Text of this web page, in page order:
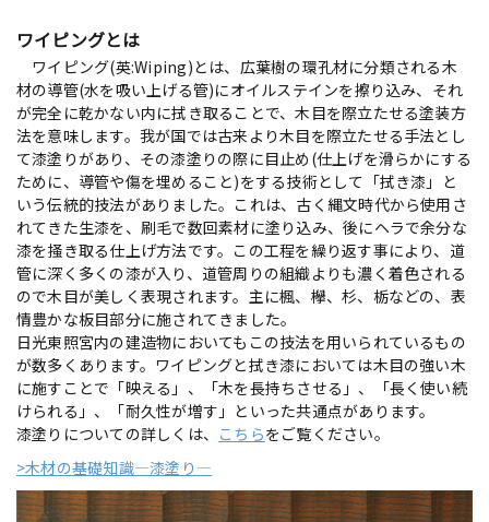
ワイピングとは
ワイピング(英:Wiping)とは、広葉樹の環孔材に分類される木
材の導管(水を吸い上げる管)にオイルステインを擦り込み、それ
が完全に乾かない内に拭き取ることで、木目を際立たせる塗装方
法を意味します。我が国では古来より木目を際立たせる手法とし
て漆塗りがあり、その漆塗りの際に目止め(仕上げを滑らかにする
ために、導管や傷を埋めること)をする技術として「拭き漆」と
いう伝統的技法がありました。これは、古く縄文時代から使用さ
れてきた生漆を、刷毛で数回素材に塗り込み、後にヘラで余分な
漆を掻き取る仕上げ方法です。この工程を繰り返す事により、道
管に深く多くの漆が入り、道管周りの組織よりも濃く着色される
ので木目が美しく表現されます。主に楓、欅、杉、栃などの、表
情豊かな板目部分に施されてきました。
日光東照宮内の建造物においてもこの技法を用いられているもの
が数多くあります。ワイピングと拭き漆においては木目の強い木
に施すことで「映える」、「木を長持ちさせる」、「長く使い続
けられる」、「耐久性が増す」といった共通点があります。
漆塗りについての詳しくは、 こちらをご覧ください。
>木材の基礎知識―漆塗り―